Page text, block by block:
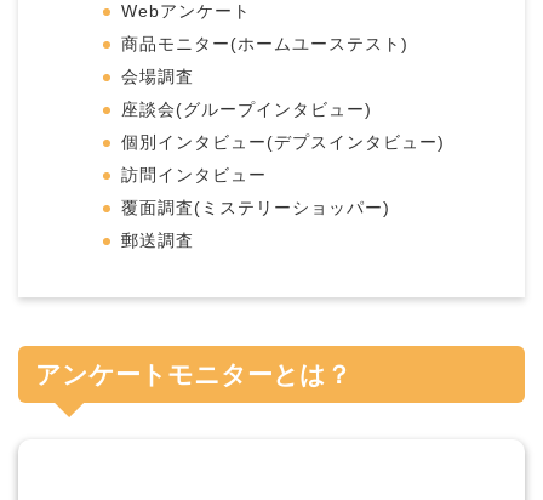
Webアンケート
商品モニター(ホームユーステスト)
会場調査
座談会(グループインタビュー)
個別インタビュー(デプスインタビュー)
訪問インタビュー
覆面調査(ミステリーショッパー)
郵送調査
アンケートモニターとは？